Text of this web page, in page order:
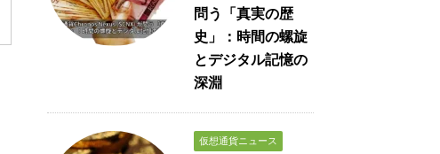
問う「真実の歴
史」：時間の螺旋
とデジタル記憶の
深淵
仮想通貨ニュース